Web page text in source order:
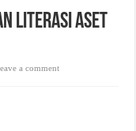
Literasi Aset
a comment